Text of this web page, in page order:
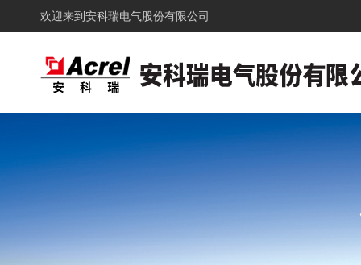
欢迎来到 安科瑞电气股份有限公司